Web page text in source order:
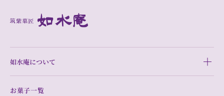
如水庵について
お菓子一覧